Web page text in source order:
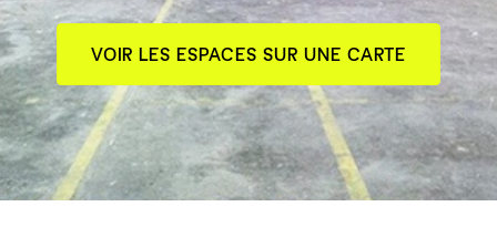
VOIR LES ESPACES SUR UNE CARTE